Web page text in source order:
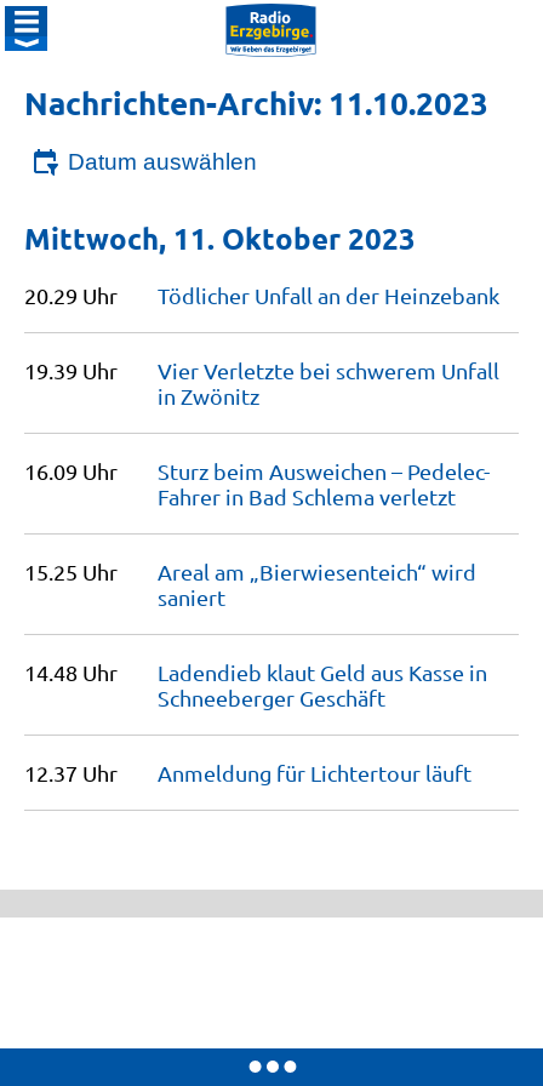
Nachrichten-Archiv: 11.10.2023
Datum auswählen
Mittwoch, 11. Oktober 2023
20.29 Uhr Tödlicher Unfall an der Heinzebank
19.39 Uhr
Vier Verletzte bei schwerem Unfall
in Zwönitz
16.09 Uhr
Sturz beim Ausweichen – Pedelec-
Fahrer in Bad Schlema verletzt
15.25 Uhr
Areal am „Bierwiesenteich“ wird
saniert
14.48 Uhr
Ladendieb klaut Geld aus Kasse in
Schneeberger Geschäft
12.37 Uhr Anmeldung für Lichtertour läuft